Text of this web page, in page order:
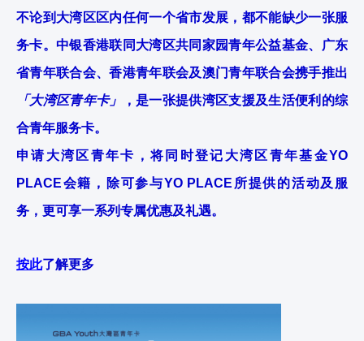
不论到大湾区区内任何一个省市发展，都不能缺少一张服
务卡。中银香港联同大湾区共同家园青年公益基金、广东
省青年联合会、香港青年联会及澳门青年联合会携手推出
「大湾区青年卡」
，是一张提供湾区支援及生活便利的综
合青年服务卡。
申请大湾区青年卡，将同时登记大湾区青年基金YO
PLACE会籍，除可参与YO PLACE所提供的活动及服
务，更可享一系列专属优惠及礼遇。
按此了解更多